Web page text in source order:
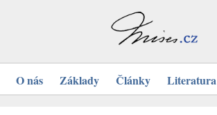
O nás Základy Články Literatura